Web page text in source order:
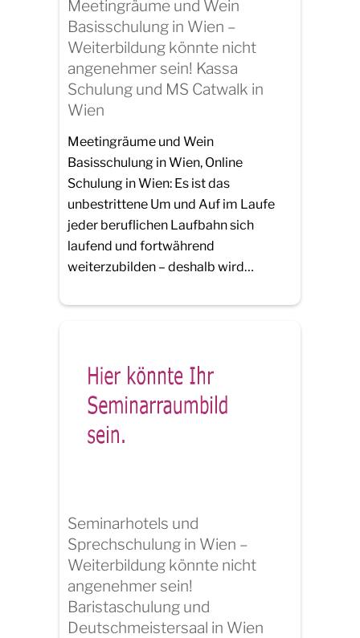
Meetingräume und Wein
Basisschulung in Wien –
Weiterbildung könnte nicht
angenehmer sein! Kassa
Schulung und MS Catwalk in
Wien
Meetingräume und Wein
Basisschulung in Wien, Online
Schulung in Wien: Es ist das
unbestrittene Um und Auf im Laufe
jeder beruflichen Laufbahn sich
laufend und fortwährend
weiterzubilden – deshalb wird…
Seminarhotels und
Sprechschulung in Wien –
Weiterbildung könnte nicht
angenehmer sein!
Baristaschulung und
Deutschmeistersaal in Wien